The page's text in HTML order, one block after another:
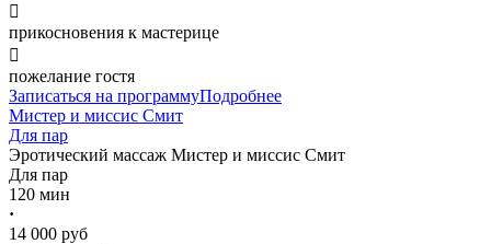

прикосновения к мастерице

пожелание гостя
Записаться на программуПодробнее
Мистер и миссис Смит
Для пар
Эротический массаж Мистер и миссис Смит
Для пар
120 мин
·
14 000 руб